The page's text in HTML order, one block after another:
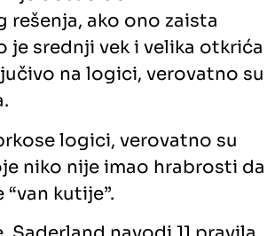
rešenja, ako ono zaista
je srednji vek i velika otkrića
na logici, verovatno su
logici, verovatno su
niko nije imao hrabrosti da
kutije”.